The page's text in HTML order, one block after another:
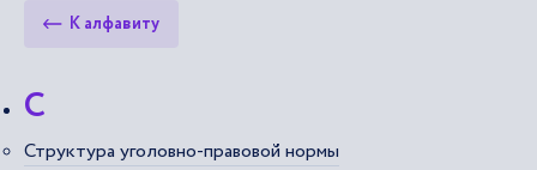
К алфавиту
С
Структура уголовно-правовой нормы